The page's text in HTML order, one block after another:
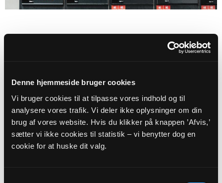
Denne hjemmeside bruger cookies
Vi bruger cookies til at tilpasse vores indhold og til
analysere vores trafik. Vi deler ikke oplysninger om din
brug af vores website. Hvis du klikker på knappen ’Afvis,’
sætter vi ikke cookies til statistik – vi benytter dog en
cookie for at huske dit valg.
MYNDIGHEDSADRESSER
navngivning og navneændring skal
rettes/sendes til:
Sognets officielle email adresse: oestermarie.sogn@km.dk
Sikker henvendelse